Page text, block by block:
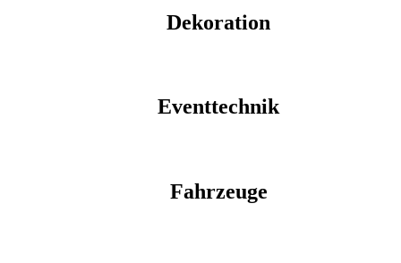
Dekoration
Eventtechnik
Fahrzeuge